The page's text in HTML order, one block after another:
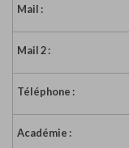
Mail :
Mail 2 :
Téléphone :
Académie :